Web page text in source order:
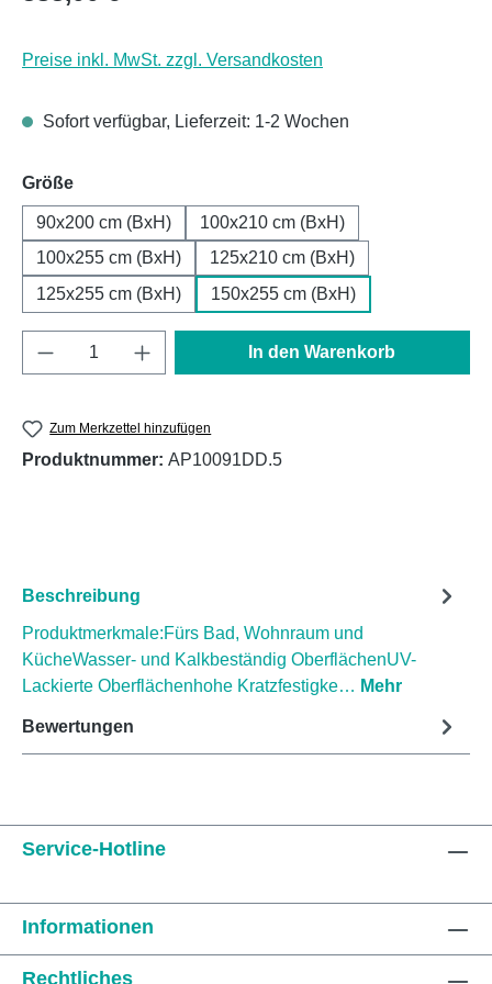
Preise inkl. MwSt. zzgl. Versandkosten
Sofort verfügbar, Lieferzeit: 1-2 Wochen
Größeauswählen
90x200 cm (BxH)
100x210 cm (BxH)
100x255 cm (BxH)
125x210 cm (BxH)
125x255 cm (BxH)
150x255 cm (BxH)
Produkt Anzahl: Gib den gewünschten
In den Warenkorb
Zum Merkzettel hinzufügen
Produktnummer: AP10091DD.5
Beschreibung
Produktmerkmale:Fürs Bad, Wohnraum und
KücheWasser- und Kalkbeständig OberflächenUV-
Lackierte Oberflächenhohe Kratzfestigke… Mehr
Bewertungen
Service-Hotline
Informationen
Rechtliches